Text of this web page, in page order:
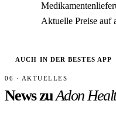
Aktuelle Preise auf
AUCH IN DER BESTES APP
06 · AKTUELLES
News zuAdon